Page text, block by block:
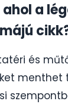
a
és
menthet